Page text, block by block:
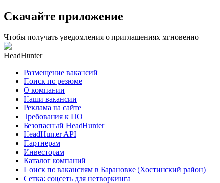
Скачайте приложение
Чтобы получать уведомления о приглашениях мгновенно
HeadHunter
Размещение вакансий
Поиск по резюме
О компании
Наши вакансии
Реклама на сайте
Требования к ПО
Безопасный HeadHunter
HeadHunter API
Партнерам
Инвесторам
Каталог компаний
Поиск по вакансиям в Барановке (Хостинский район)
Сетка: соцсеть для нетворкинга